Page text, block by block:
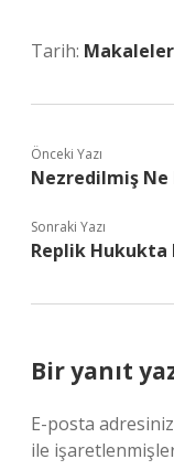
Tarih: Makaleler
Önceki Yazı
Nezredilmiş Ne
Sonraki Yazı
Replik Hukukta
Bir yanıt
E-posta
ile